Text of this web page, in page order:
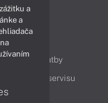
a platby
Cenník servisu
a
a